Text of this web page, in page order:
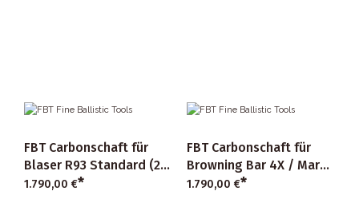
FBT Carbonschaft für
Blaser R93 Standard (2-
part)
1.790,00 €*
FBT Carbonschaft für
Browning Bar 4X / Maral
4X
1.790,00 €*